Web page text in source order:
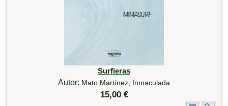
Surfieras
Autor: Mato Martínez, Inmaculada
15,00 €